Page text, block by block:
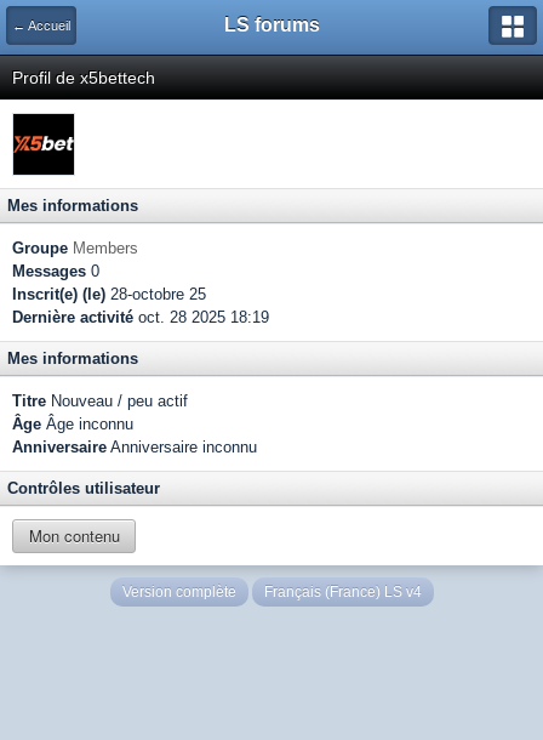
← Accueil LS forums
Profil de x5bettech
Mes informations
Groupe Members
Messages 0
Inscrit(e) (le) 28-octobre 25
Dernière activité oct. 28 2025 18:19
Mes informations
Titre Nouveau / peu actif
Âge Âge inconnu
Anniversaire Anniversaire inconnu
Contrôles utilisateur
Mon contenu
Version complète Français (France) LS v4